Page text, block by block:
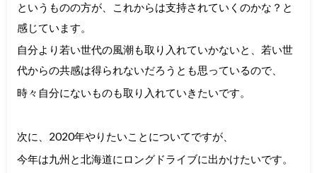
というものの方が、これからは支持されていくのかな？と
感じています。
自分より若い世代の風潮も取り入れていかないと、若い世
代からの共感は得られないだろうとも思っているので、
時々自分にないものも取り入れていきたいです。
次に、2020年やりたいことについてですが、
今年は九州と北海道にロングドライブに出かけたいです。